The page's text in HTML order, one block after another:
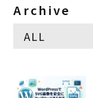
Archive